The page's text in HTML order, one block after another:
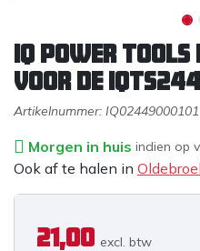
IQ Power
voor de
Artikelnummer: IQ02449000101
Morgen in huis indien op
Ook af te halen in
21,00 excl. btw